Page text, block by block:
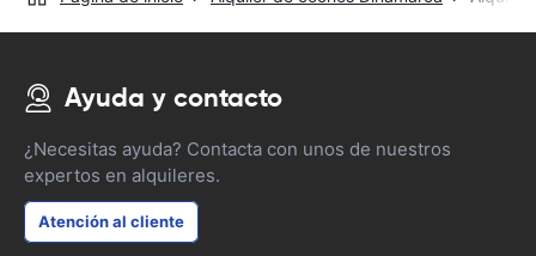
Ayuda y contacto
¿Necesitas ayuda? Contacta con unos de nuestros
expertos en alquileres.
Atención al cliente